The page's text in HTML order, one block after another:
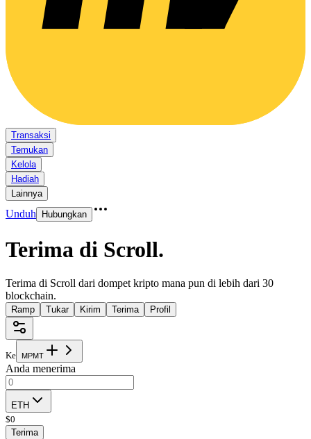
Transaksi
Temukan
Kelola
Hadiah
Lainnya
Unduh Hubungkan
Terima di Scroll.
Terima di Scroll dari dompet kripto mana pun di lebih dari 30
blockchain.
Ramp Tukar Kirim Terima Profil
Ke MPMT
Anda menerima
ETH
$0
Terima